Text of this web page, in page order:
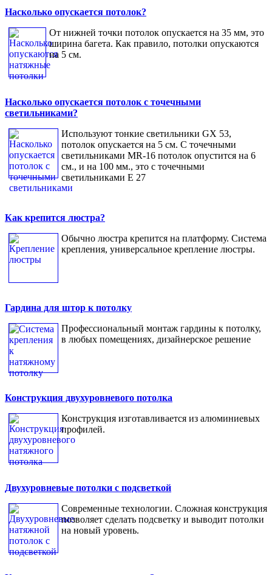
Насколько опускается потолок?
От нижней точки потолок опускается на 35 мм, это
ширина багета. Как правило, потолки опускаются
на 5 см.
Насколько опускается потолок с точечными
светильниками?
Используют тонкие светильники GX 53,
потолок опускается на 5 см. С точечными
светильниками MR-16 потолок опустится на 6
см., и на 100 мм., это с точечными
светильниками Е 27
Как крепится люстра?
Обычно люстра крепится на платформу. Система
крепления, универсальное крепление люстры.
Гардина для штор к потолку
Профессиональный монтаж гардины к потолку,
в любых помещениях, дизайнерское решение
Конструкция двухуровневого потолка
Конструкция изготавливается из алюминиевых
профилей.
Двухуровневые потолки с подсветкой
Современные технологии. Сложная конструкция
позволяет сделать подсветку и выводит потолки
на новый уровень.